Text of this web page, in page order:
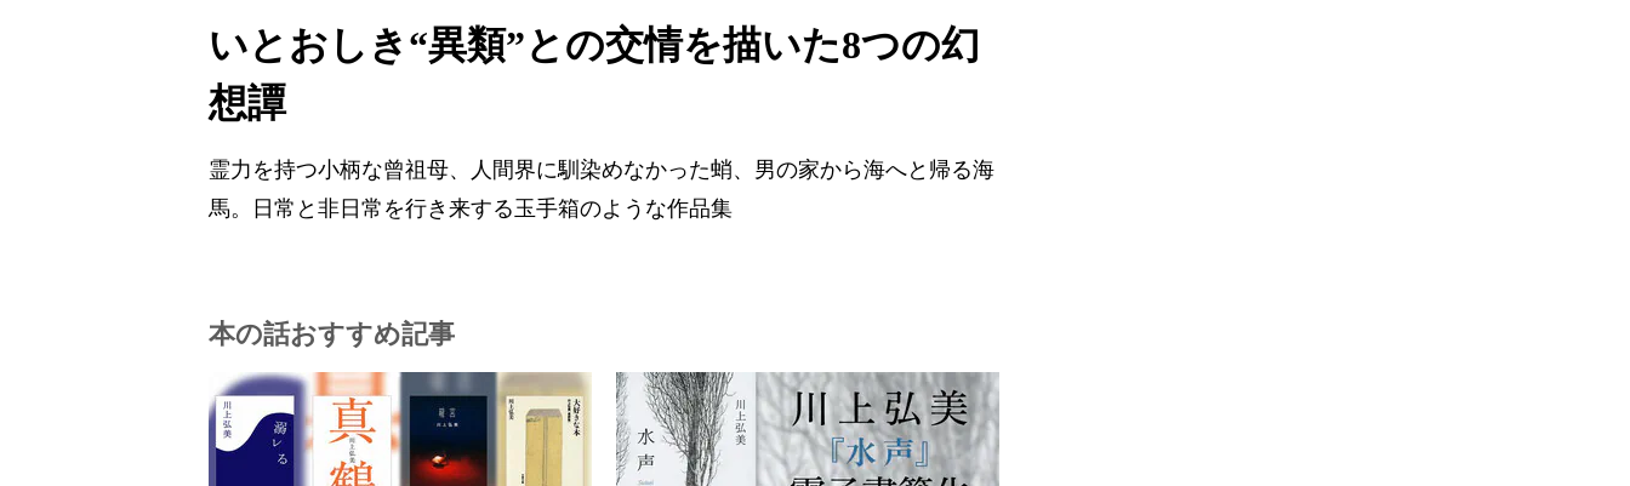
いとおしき“異類”との交情を描いた8つの幻
想譚
霊力を持つ小柄な曾祖母、人間界に馴染めなかった蛸、男の家から海へと帰る海
馬。日常と非日常を行き来する玉手箱のような作品集
本の話おすすめ記事